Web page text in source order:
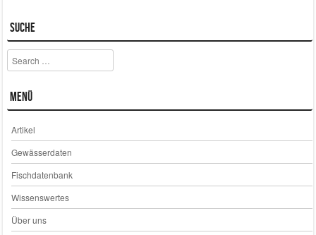
Suche
Search
Menü
Artikel
Gewässerdaten
Fischdatenbank
Wissenswertes
Über uns